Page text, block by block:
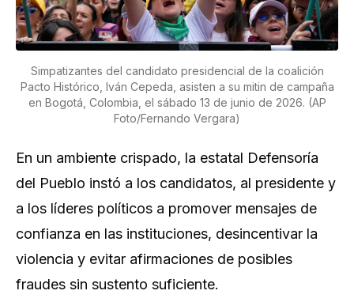
Simpatizantes del candidato presidencial de la coalición
Pacto Histórico, Iván Cepeda, asisten a su mitin de campaña
en Bogotá, Colombia, el sábado 13 de junio de 2026. (AP
Foto/Fernando Vergara)
En un ambiente crispado, la estatal Defensoría
del Pueblo instó a los candidatos, al presidente y
a los líderes políticos a promover mensajes de
confianza en las instituciones, desincentivar la
violencia y evitar afirmaciones de posibles
fraudes sin sustento suficiente.